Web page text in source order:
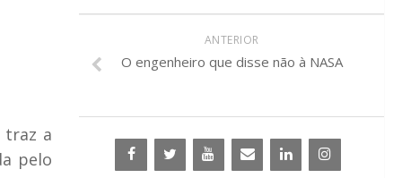
traz a
pelo
ANTERIOR
O engenheiro que disse não à NASA